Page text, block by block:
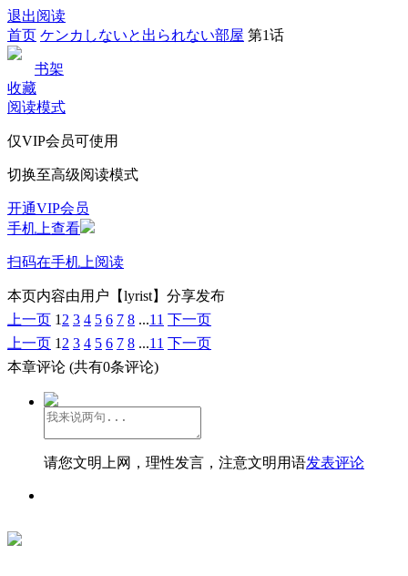
退出阅读
首页 ケンカしないと出られない部屋 第1话
书架
收藏
阅读模式
仅VIP会员可使用
切换至高级阅读模式
开通VIP会员
手机上查看
扫码在手机上阅读
本页内容由用户【lyrist】分享发布
上一页 1 2 3 4 5 6 7 8 ...11 下一页
上一页 1 2 3 4 5 6 7 8 ...11 下一页
本章评论 (共有0条评论)
请您文明上网，理性发言，注意文明用语发表评论